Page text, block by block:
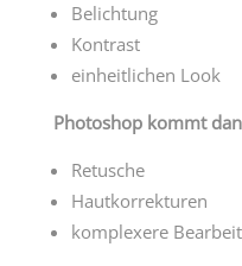
Belichtung
Kontrast
einheitlichen Look
Photoshop kommt
Retusche
Hautkorrekturen
komplexere